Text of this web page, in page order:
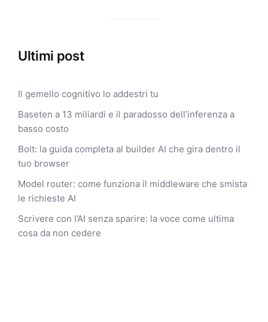
Ultimi post
Il gemello cognitivo lo addestri tu
Baseten a 13 miliardi e il paradosso dell’inferenza a
basso costo
Bolt: la guida completa al builder AI che gira dentro il
tuo browser
Model router: come funziona il middleware che smista
le richieste AI
Scrivere con l’AI senza sparire: la voce come ultima
cosa da non cedere